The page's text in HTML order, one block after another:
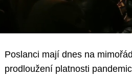
Poslanci mají dnes na
prodloužení platnosti